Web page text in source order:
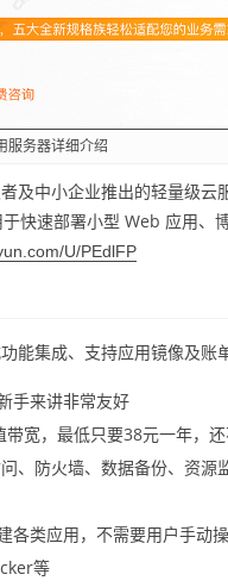
服务器详细介绍
及中小企业推出的轻量级
快速部署小型 Web 应用、
U/PEdlFP
能集成、支持应用镜像及账
手来讲非常友好
宽，最低只要38元一年，
、防火墙、数据备份、资
类应用，不需要用户手动
等